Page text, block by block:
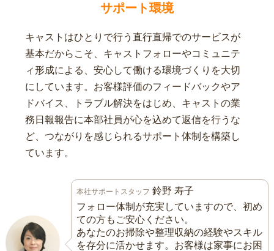
サポート環境
キャストはひとりで行う直行直帰でのサービスが
基本だからこそ、キャストフォローやコミュニテ
ィ形成による、安心して働ける環境づくりを大切
にしています。お客様評価のフィードバックやア
ドバイス、トラブル解決をはじめ、キャストの業
務日報報告に本部社員が心を込めて返信を行うな
ど、つながりを感じられるサポート体制を構築し
ています。
本社サポートスタッフ 鈴野 寿子
フォロー体制が充実していますので、初め
ての方もご安心ください。
あなたのお掃除や整理収納の経験やスキル
を存分に活かせます。お客様は家事にお困